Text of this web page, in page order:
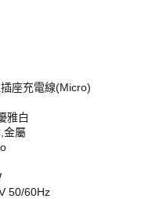
座充電線(Micro)
雅白
金屬
50/60Hz